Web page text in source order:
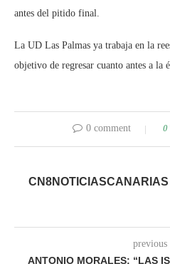
antes del pitido final.
La UD Las Palmas ya trabaja en la
objetivo de regresar cuanto antes a la
0 comment 0
CN8NOTICIASCANARIAS
previous
ANTONIO MORALES: “LAS